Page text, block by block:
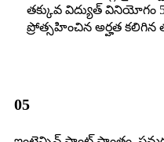
తక్కువ విద్యుత్ వినియోగం
ప్రోత్సహించిన అర్హత కలిగిన
05